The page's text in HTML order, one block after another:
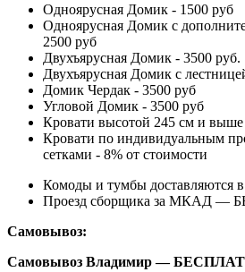
Одноярусная Домик - 1500 руб
Одноярусная Домик с
2500 руб
Двухъярусная Домик - 3500 руб.
Двухъярусная Домик с
Домик Чердак - 3500 руб
Угловой Домик - 3500 руб
Кровати высотой 245 см и выше
Кровати по индивидуальным
сетками - 8% от стоимости
Комоды и тумбы доставляются
Проезд сборщика за МКАД —
Самовывоз:
Самовывоз Владимир —